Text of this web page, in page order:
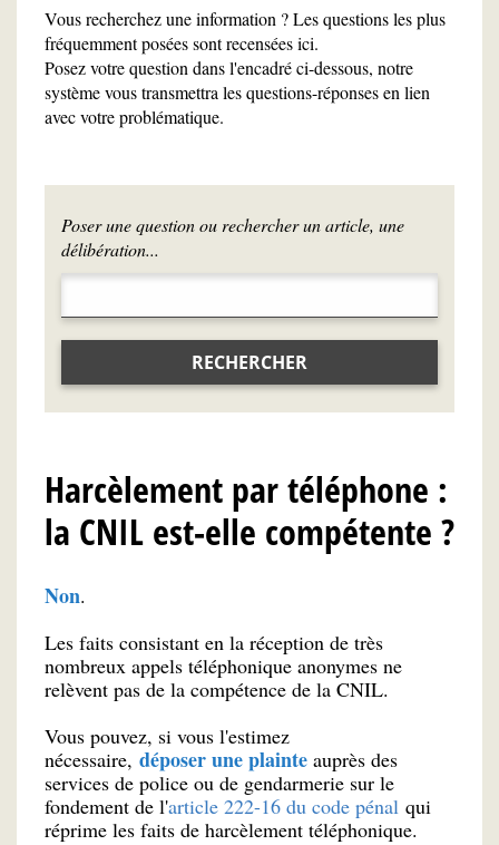
Vous recherchez une information ? Les questions les plus
fréquemment posées sont recensées ici.
Posez votre question dans l'encadré ci-dessous, notre
système vous transmettra les questions-réponses en lien
avec votre problématique.
Poser une question ou rechercher un article, une
délibération...
RECHERCHER
Harcèlement par téléphone :
la CNIL est-elle compétente ?
Non.
Les faits consistant en la réception de très
nombreux appels téléphonique anonymes ne
relèvent pas de la compétence de la CNIL.
Vous pouvez, si vous l'estimez
nécessaire, déposer une plainte auprès des
services de police ou de gendarmerie sur le
fondement de l'article 222-16 du code pénal qui
réprime les faits de harcèlement téléphonique.